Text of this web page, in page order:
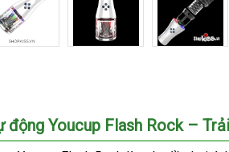
động Youcup Flash Rock –